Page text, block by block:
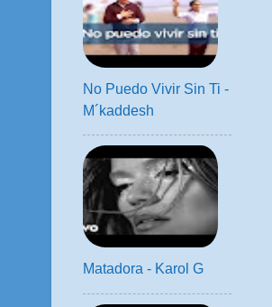
No Puedo Vivir Sin Ti -
M´kaddesh
Matadora - Karol G